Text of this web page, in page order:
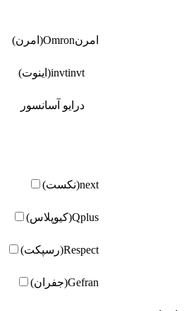
امرنOmron(امرن)
invtinvt(اینوت)
درایو آسانسور
next(نکست)
Qplus(کیوپلاس)
Respect(رسپکت)
Gefran(جفران)